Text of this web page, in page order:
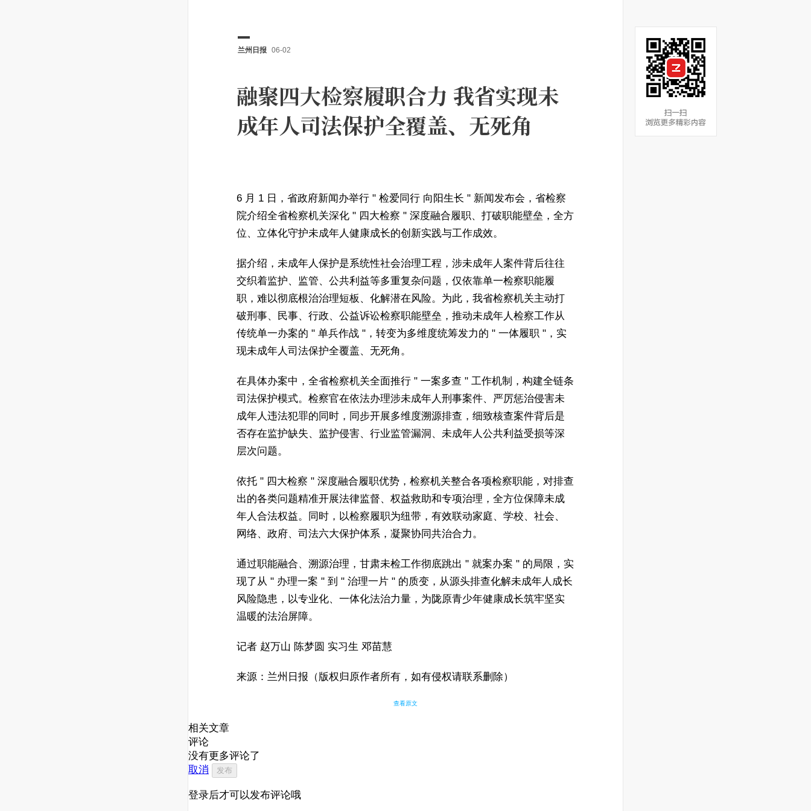
兰州日报 06-02
融聚四大检察履职合力 我省实现未
成年人司法保护全覆盖、无死角
6 月 1 日，省政府新闻办举行 " 检爱同行 向阳生长 " 新闻发布会，省检察
院介绍全省检察机关深化 " 四大检察 " 深度融合履职、打破职能壁垒，全方
位、立体化守护未成年人健康成长的创新实践与工作成效。
据介绍，未成年人保护是系统性社会治理工程，涉未成年人案件背后往往
交织着监护、监管、公共利益等多重复杂问题，仅依靠单一检察职能履
职，难以彻底根治治理短板、化解潜在风险。为此，我省检察机关主动打
破刑事、民事、行政、公益诉讼检察职能壁垒，推动未成年人检察工作从
传统单一办案的 " 单兵作战 "，转变为多维度统筹发力的 " 一体履职 "，实
现未成年人司法保护全覆盖、无死角。
在具体办案中，全省检察机关全面推行 " 一案多查 " 工作机制，构建全链条
司法保护模式。检察官在依法办理涉未成年人刑事案件、严厉惩治侵害未
成年人违法犯罪的同时，同步开展多维度溯源排查，细致核查案件背后是
否存在监护缺失、监护侵害、行业监管漏洞、未成年人公共利益受损等深
层次问题。
依托 " 四大检察 " 深度融合履职优势，检察机关整合各项检察职能，对排查
出的各类问题精准开展法律监督、权益救助和专项治理，全方位保障未成
年人合法权益。同时，以检察履职为纽带，有效联动家庭、学校、社会、
网络、政府、司法六大保护体系，凝聚协同共治合力。
通过职能融合、溯源治理，甘肃未检工作彻底跳出 " 就案办案 " 的局限，实
现了从 " 办理一案 " 到 " 治理一片 " 的质变，从源头排查化解未成年人成长
风险隐患，以专业化、一体化法治力量，为陇原青少年健康成长筑牢坚实
温暖的法治屏障。
记者 赵万山 陈梦圆 实习生 邓苗慧
来源：兰州日报（版权归原作者所有，如有侵权请联系删除）
查看原文
相关文章
评论
没有更多评论了
取消
发布
登录后才可以发布评论哦